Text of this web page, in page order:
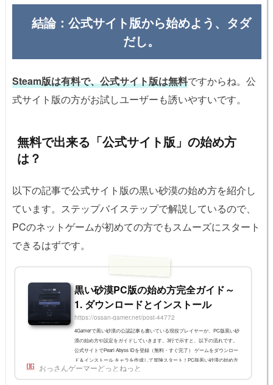
結論：公式サイト版から始めよう、タダ
だし。
Steam版は有料で、公式サイト版は無料ですからね。公
式サイト版の方がお試しユーザーも誘いやすいです。
無料で出来る「公式サイト版」の始め方
は？
以下の記事で公式サイト版の黒い砂漠の始め方を紹介し
ています。ステップバイステップで解説しているので、
PCのネットゲームが初めての方でもスムーズにスタート
できるはずです。
黒い砂漠PC版の始め方完全ガイド～
1. ダウンロードとインストール
https://ossan-gamer.net/post-44772
4Gamerで黒い砂漠の公認記事も書いている現役プレイヤーが、PC版黒い砂
漠の始め方や設定をガイドしていきます。3行で示すと、以下の流れです。
公式サイトでPearl Abyss IDを登録（無料・すぐ完了） ゲームをダウンロー
ド＆インストール キャラを作成して冒険スタート！PC版黒い砂漠の始め方
PEARL ABYSS IDの作成(会員登録)始めに公式サイトからPearl Abyss IDの作
成を行います。無料です。無料で会員登録する(公式サイトへ)以下の項目を
おっさんゲーマーどっとねっと